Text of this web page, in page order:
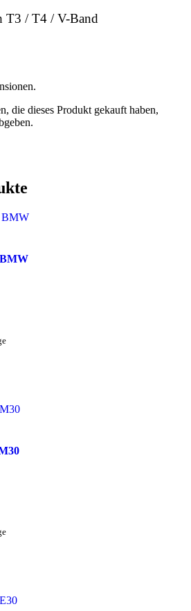
T3 / T4 / V-Band
die dieses Produkt gekauft haben,